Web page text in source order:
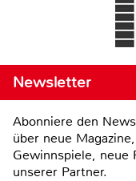
Newsletter
Abonniere den
über neue
Gewinnspiele,
unserer Partner.